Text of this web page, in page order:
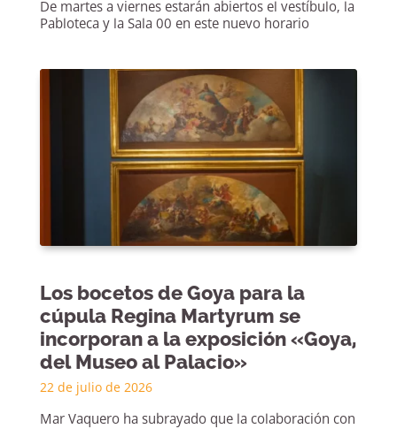
De martes a viernes estarán abiertos el vestíbulo, la
Pabloteca y la Sala 00 en este nuevo horario
Los bocetos de Goya para la
cúpula Regina Martyrum se
incorporan a la exposición «Goya,
del Museo al Palacio»
22 de julio de 2026
Mar Vaquero ha subrayado que la colaboración con